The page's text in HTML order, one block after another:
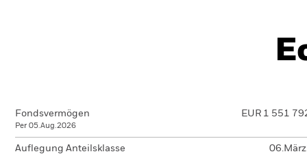
Fondsvermögen
Per 05.Aug.2026
EUR 1 551
Auflegung Anteilsklasse